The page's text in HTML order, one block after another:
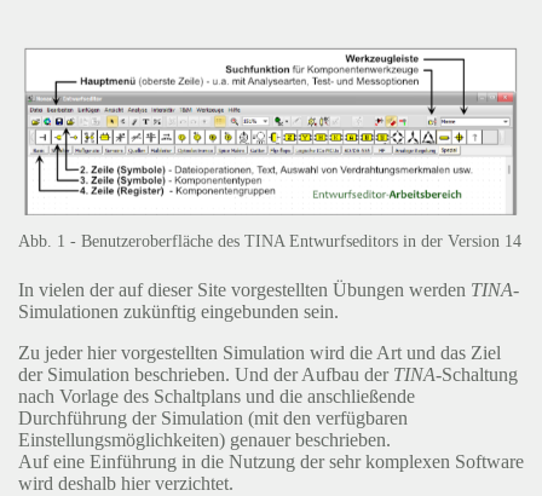
Abb. 1 - Benutzeroberfläche des TINA Entwurfseditors in der Version 14
In vielen der auf dieser Site vorgestellten Übungen werden TINA-
Simulationen zukünftig eingebunden sein.
Zu jeder hier vorgestellten Simulation wird die Art und das Ziel
der Simulation beschrieben. Und der Aufbau der TINA-Schaltung
nach Vorlage des Schaltplans und die anschließende
Durchführung der Simulation (mit den verfügbaren
Einstellungsmöglichkeiten) genauer beschrieben.
Auf eine Einführung in die Nutzung der sehr komplexen Software
wird deshalb hier verzichtet.